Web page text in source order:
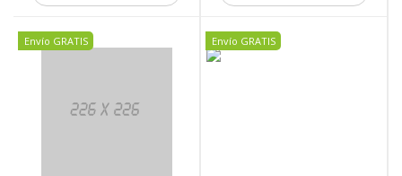
Envío GRATIS Envío GRATIS